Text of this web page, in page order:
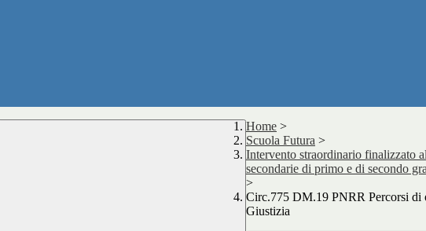
Home >
Scuola Futura >
Intervento straordinario finalizzato
secondarie di primo e di secondo
>
Circ.775 DM.19 PNRR Percorsi di
Giustizia